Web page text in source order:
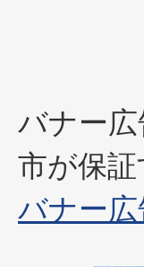
バナー
市が保
バナー